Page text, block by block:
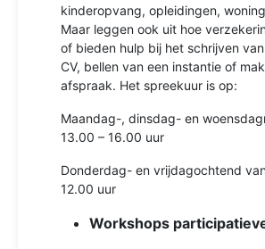
kinderopvang, opleidingen,
Maar leggen ook uit hoe
of bieden hulp bij het schrijven
CV, bellen van een instantie of
afspraak. Het spreekuur is op:
Maandag-, dinsdag- en
13.00 – 16.00 uur
Donderdag- en vrijdagochtend
12.00 uur
Workshops